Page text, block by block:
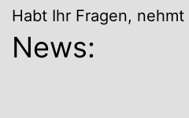
Habt Ihr Fragen, nehmt
News: